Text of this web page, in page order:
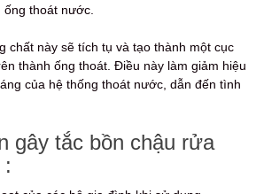
thoát nước.
chất này sẽ tích tụ và tạo thành một cục
thành ống thoát. Điều này làm giảm hiệu
của hệ thống thoát nước, dẫn đến tình
gây tắc bồn chậu rửa